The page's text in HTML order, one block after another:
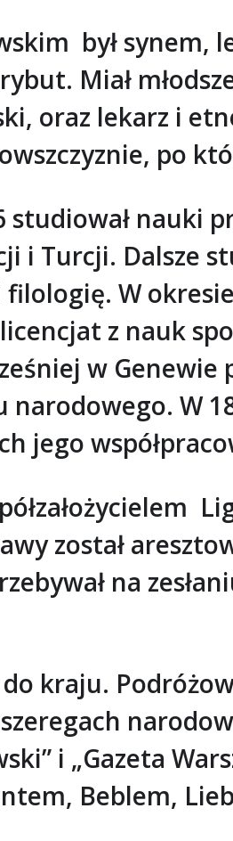
był
Miał
oraz lekarz i
po
studiował nauki
i Turcji. Dalsze
W
z nauk
w Genewie
W
jego
został
na
kraju.
szeregach
i „Gazeta
Beblem,